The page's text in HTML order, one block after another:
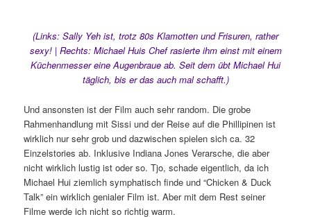
(Links: Sally Yeh ist, trotz 80s Klamotten und Frisuren, rather
sexy! | Rechts: Michael Huis Chef rasierte ihm einst mit einem
Küchenmesser eine Augenbraue ab. Seit dem übt Michael Hui
täglich, bis er das auch mal schafft.)
Und ansonsten ist der Film auch sehr random. Die grobe
Rahmenhandlung mit Sissi und der Reise auf die Phillipinen ist
wirklich nur sehr grob und dazwischen spielen sich ca. 32
Einzelstories ab. Inklusive Indiana Jones Verarsche, die aber
nicht wirklich lustig ist oder so. Tjo, schade eigentlich, da ich
Michael Hui ziemlich symphatisch finde und “Chicken & Duck
Talk” ein wirklich genialer Film ist. Aber mit dem Rest seiner
Filme werde ich nicht so richtig warm.